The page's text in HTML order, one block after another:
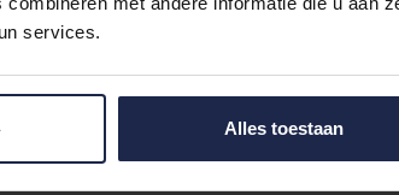
services.
Alles toestaan
Kind